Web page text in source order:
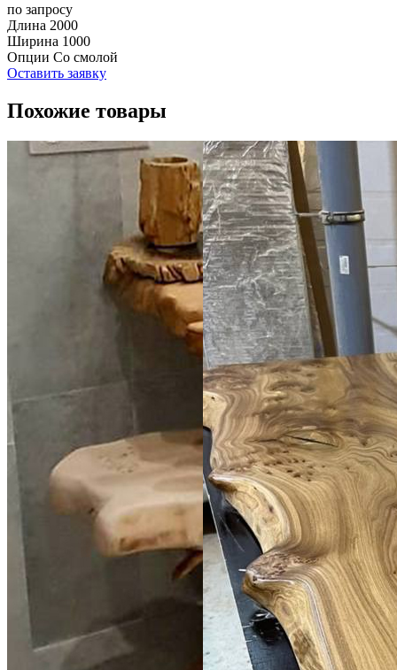
по запросу
Длина 2000
Ширина 1000
Опции Со смолой
Оставить заявку
Похожие товары